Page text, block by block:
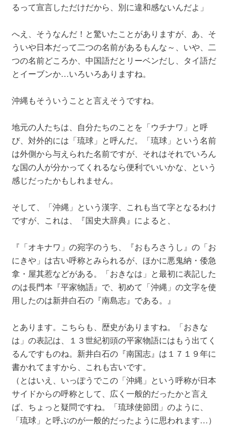
るって宣言しただけだから、別に違和感ないんだよ」
へえ、そうなんだ！と驚いたことがありますが、あ、そ
ういや日本だって二つの名前があるもんな～、いや、二
つの名前どころか、中国語だとリーベンだし、タイ語だ
とイーブンか…いろいろありますね。
沖縄もそういうことと言えそうですね。
地元の人たちは、自分たちのことを「ウチナワ」と呼
び、対外的には「琉球」と呼んだ。「琉球」という名前
は外側から与えられた名前ですが、それはそれでいろん
な国の人が分かってくれるなら便利でいいかな、という
感じだったかもしれません。
そして、「沖縄」という漢字、これも当て字となるわけ
ですが、これは、『国史大辞典』によると、
『「オキナワ」の宛字のうち、『おもろさうし』の「お
にきや」は古い呼称とみられるが、ほかに悪鬼納・倭急
拿・屋其惹などがある。「おきなは」と最初に表記した
のは長門本『平家物語』で、初めて「沖縄」の文字を使
用したのは新井白石の『南島志』である。』
とあります。こちらも、歴史がありますね。「おきな
は」の表記は、１３世紀初頭の平家物語にはもう出てく
るんですものね。新井白石の『南国志』は１７１９年に
書かれてますから、これも古いです。
（とはいえ、いっぽうでこの「沖縄」という呼称が日本
サイドからの呼称として、広く一般的だったかと言え
ば、ちょっと疑問ですね。「琉球使節団」のように、
「琉球」と呼ぶのが一般的だったように思われます…）